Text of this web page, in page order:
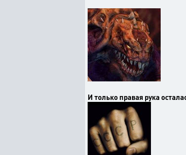
И только правая рука